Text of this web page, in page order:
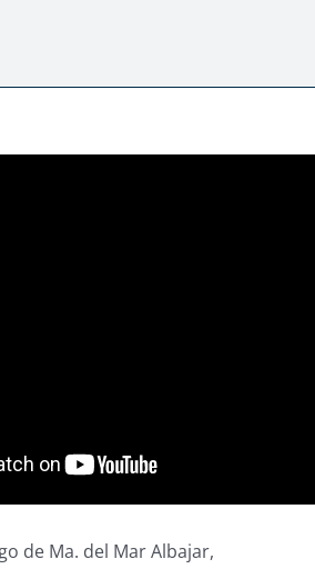
de Ma. del Mar Albajar,